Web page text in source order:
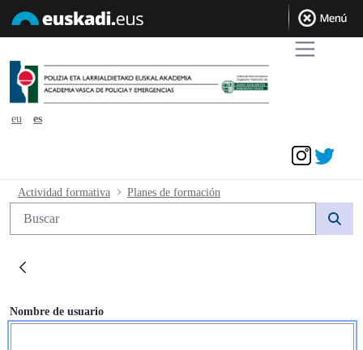
eu
es
Planes de formación - avpe
Actividad formativa Planes de formación
Búsqueda web
Acceder
Nombre de usuario